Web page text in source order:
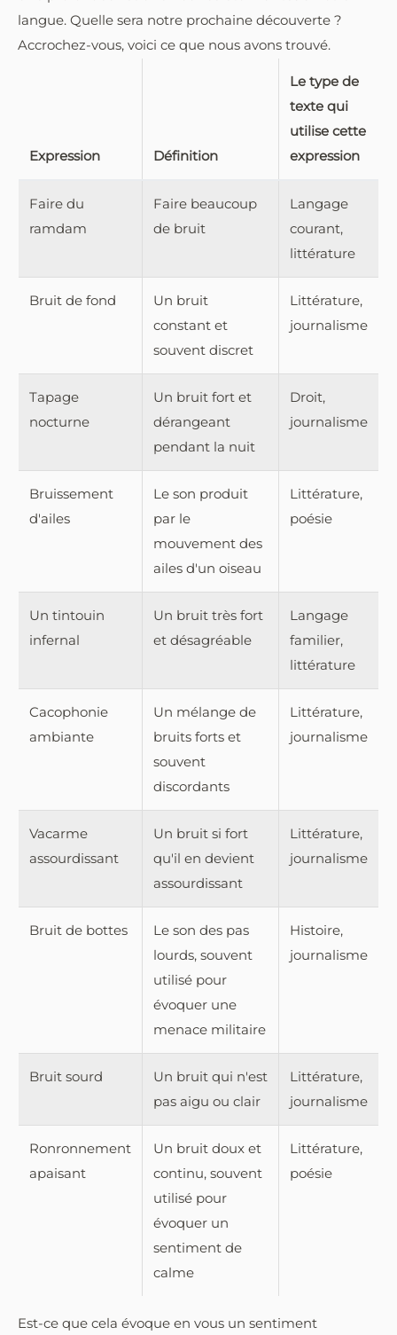
langue. Quelle sera notre prochaine découverte ?
Accrochez-vous, voici ce que nous avons trouvé.
Expression Définition
Le type de
texte qui
utilise cette
expression
Faire du
ramdam
Faire beaucoup
de bruit
Langage
courant,
littérature
Bruit de fond
Un bruit
constant et
souvent discret
Littérature,
journalisme
Tapage
nocturne
Un bruit fort et
dérangeant
pendant la nuit
Droit,
journalisme
Bruissement
d'ailes
Le son produit
par le
mouvement des
ailes d'un oiseau
Littérature,
poésie
Un tintouin
infernal
Un bruit très fort
et désagréable
Langage
familier,
littérature
Cacophonie
ambiante
Un mélange de
bruits forts et
souvent
discordants
Littérature,
journalisme
Vacarme
assourdissant
Un bruit si fort
qu'il en devient
assourdissant
Littérature,
journalisme
Bruit de bottes
Le son des pas
lourds, souvent
utilisé pour
évoquer une
menace militaire
Histoire,
journalisme
Bruit sourd
Un bruit qui n'est
pas aigu ou clair
Littérature,
journalisme
Ronronnement
apaisant
Un bruit doux et
continu, souvent
utilisé pour
évoquer un
sentiment de
calme
Littérature,
poésie
Est-ce que cela évoque en vous un sentiment